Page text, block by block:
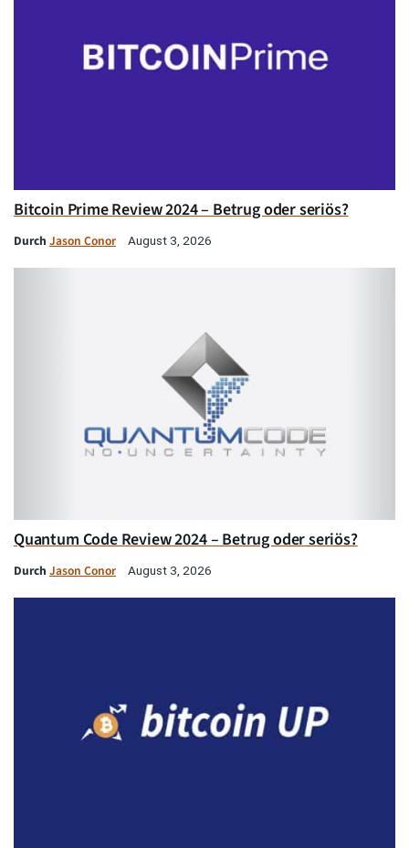
Bitcoin Prime Review 2024 – Betrug oder seriös?
Durch Jason Conor August 3, 2026
Quantum Code Review 2024 – Betrug oder seriös?
Durch Jason Conor August 3, 2026